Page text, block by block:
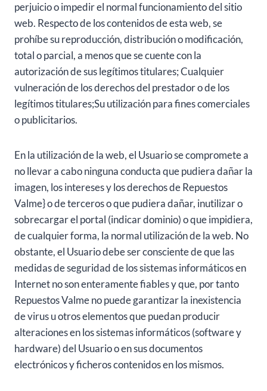
perjuicio o impedir el normal funcionamiento del sitio
web. Respecto de los contenidos de esta web, se
prohíbe su reproducción, distribución o modificación,
total o parcial, a menos que se cuente con la
autorización de sus legítimos titulares; Cualquier
vulneración de los derechos del prestador o de los
legítimos titulares;Su utilización para fines comerciales
o publicitarios.
En la utilización de la web, el Usuario se compromete a
no llevar a cabo ninguna conducta que pudiera dañar la
imagen, los intereses y los derechos de Repuestos
Valme} o de terceros o que pudiera dañar, inutilizar o
sobrecargar el portal (indicar dominio) o que impidiera,
de cualquier forma, la normal utilización de la web. No
obstante, el Usuario debe ser consciente de que las
medidas de seguridad de los sistemas informáticos en
Internet no son enteramente fiables y que, por tanto
Repuestos Valme no puede garantizar la inexistencia
de virus u otros elementos que puedan producir
alteraciones en los sistemas informáticos (software y
hardware) del Usuario o en sus documentos
electrónicos y ficheros contenidos en los mismos.